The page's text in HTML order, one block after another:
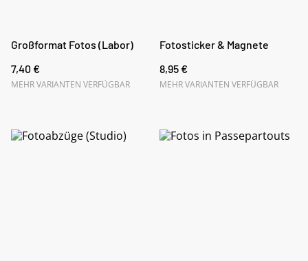
Großformat Fotos (Labor)
7,40 €
MEHR VARIANTEN VERFÜGBAR
Fotosticker & Magnete
8,95 €
MEHR VARIANTEN VERFÜGBAR